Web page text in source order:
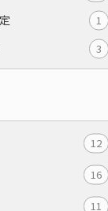
1
3
12
16
11